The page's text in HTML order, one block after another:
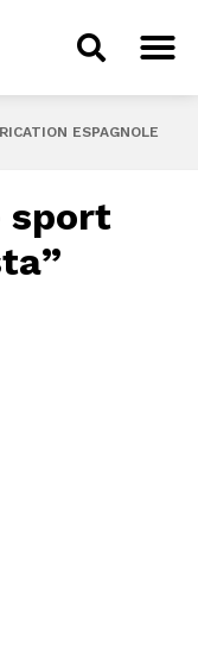
ESPAGNOLE
sport